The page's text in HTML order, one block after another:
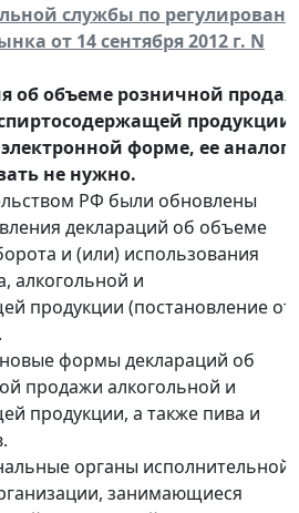
службы по
от 14 сентября 2012 г. N
об объеме розничной
продукции
форме, ее аналог
не нужно.
РФ были обновлены
деклараций об объеме
и (или) использования
алкогольной и
продукции (постановление от
формы деклараций об
продажи алкогольной и
продукции, а также пива и
органы исполнительной
занимающиеся